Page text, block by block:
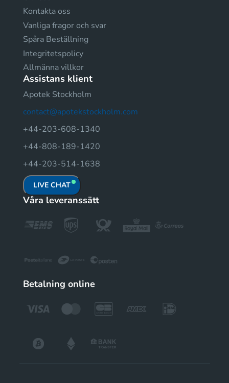
Kontakta oss
Vanliga fragor och svar
Spåra Beställning
Integritetspolicy
Allmänna villkor
Assistans klient
Apotek Stockholm
contact@apotekstockholm.com
+44-203-608-1340
+44-808-189-1420
+44-203-514-1638
LIVE CHAT
Våra leveranssätt
Betalning online